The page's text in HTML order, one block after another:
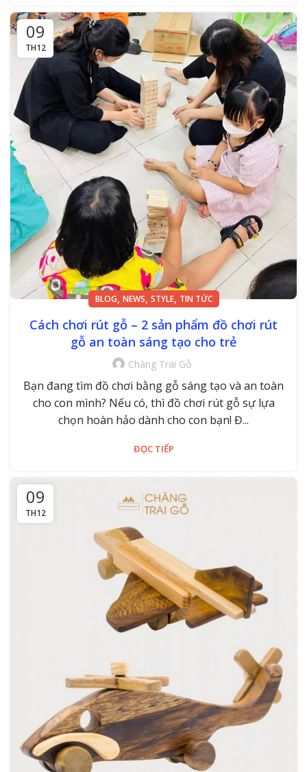
09
TH12
BLOG, NEWS, STYLE, TIN TỨC
Cách chơi rút gỗ – 2 sản phẩm đồ chơi rút
gỗ an toàn sáng tạo cho trẻ
Chàng Trai Gỗ
Bạn đang tìm đồ chơi bằng gỗ sáng tạo và an toàn
cho con mình? Nếu có, thì đồ chơi rút gỗ sự lựa
chọn hoàn hảo dành cho con bạn! Đ...
ĐỌC TIẾP
09
TH12